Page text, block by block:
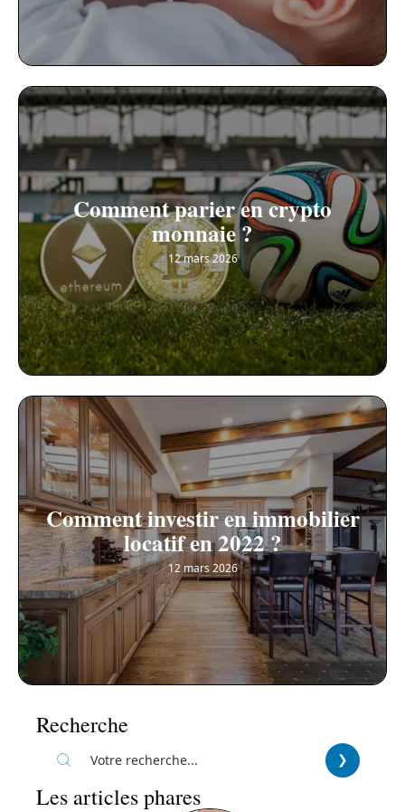
Comment parier en crypto
monnaie ?
12 mars 2026
Comment investir en immobilier
locatif en 2022 ?
12 mars 2026
Recherche
Les articles phares